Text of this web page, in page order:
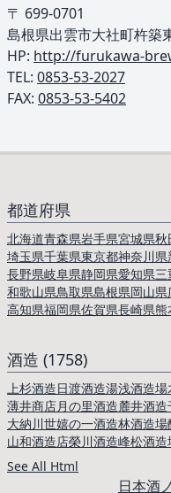
〒 699-0701
島根県出雲市大社町杵築
HP: http://furukawa-
TEL: ︎ 0853-53-2027
FAX: 0853-53-5402
都道府県
北海道青森県岩手県宮城県秋
埼玉県千葉県東京都神奈川県
長野県岐阜県静岡県愛知県三
和歌山県鳥取県島根県岡山県
高知県福岡県佐賀県長崎県熊
酒造 (1758)
上杉酒造日渡酒造湯浅酒造場
薄井商店月の里酒造麓井酒造
大納川世嬉の一酒造林酒造場
山和酒造店榮川酒造峰松酒造
See All Html
日本酒